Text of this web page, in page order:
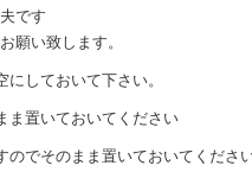
です
願い致します。
しておいて下さい。
ま置いておいてください
でそのまま置いておいてください